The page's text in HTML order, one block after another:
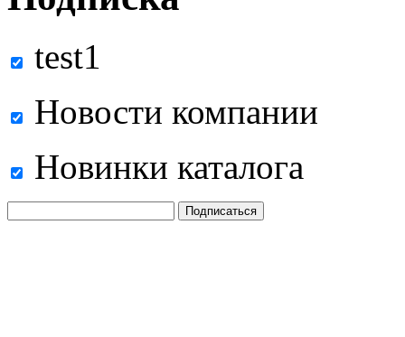
test1
Новости компании
Новинки каталога